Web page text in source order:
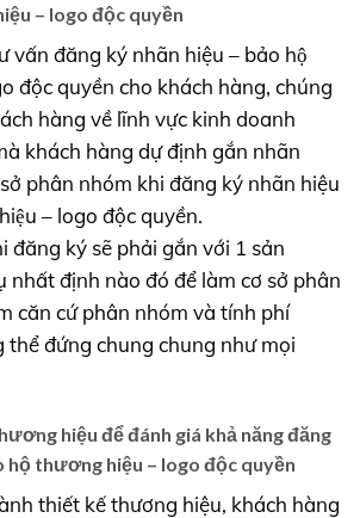
– logo độc quyền
vấn đăng ký nhãn hiệu – bảo hộ
độc quyền cho khách hàng, chúng
hàng về lĩnh vực kinh doanh
khách hàng dự định gắn nhãn
phân nhóm khi đăng ký nhãn hiệu
– logo độc quyền.
đăng ký sẽ phải gắn với 1 sản
nhất định nào đó để làm cơ sở phân
căn cứ phân nhóm và tính phí
thể đứng chung chung như mọi
hiệu để đánh giá khả năng đăng
hộ thương hiệu – logo độc quyền
thiết kế thương hiệu, khách hàng